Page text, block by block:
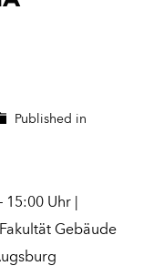
Published in
Uhr |
Gebäude